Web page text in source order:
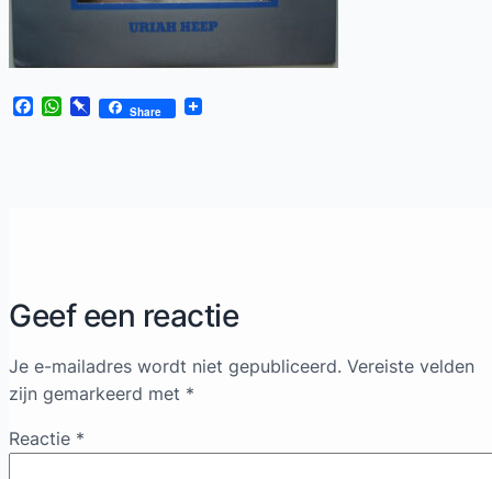
Facebook
WhatsApp
Pinboard
Share
Geef een reactie
Je e-mailadres wordt niet gepubliceerd. Vereiste velden
zijn gemarkeerd met *
Reactie *